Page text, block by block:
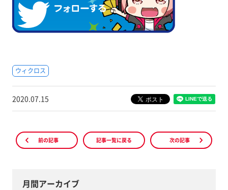
ウィクロス
2020.07.15
前の記事 記事一覧に戻る 次の記事
月間アーカイブ